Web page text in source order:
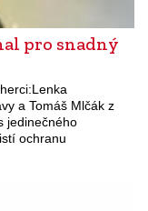
pro snadný
a Tomáš Mlčák z
jedinečného
ochranu